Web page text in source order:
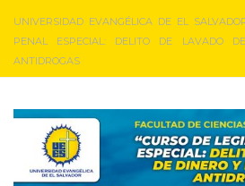
UNIVERSIDAD EVANGÉLICA DE EL
PENAL ESPECIAL: DELITO DE LAVADO
ANTIDROGAS